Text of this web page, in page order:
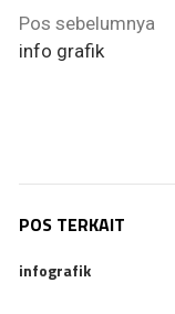
Navigasi
pos
Pos sebelumnya
info grafik
POS TERKAIT
infografik